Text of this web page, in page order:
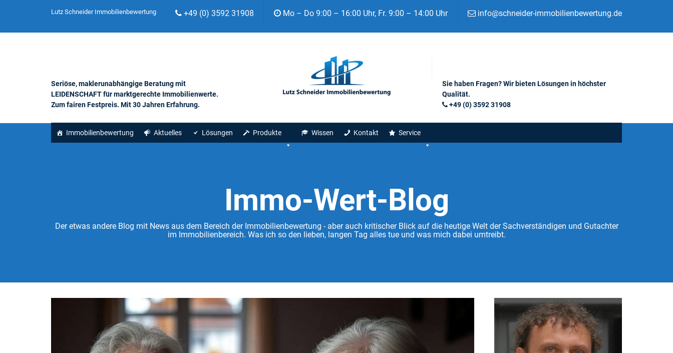
Lutz Schneider Immobilienbewertung +49 (0) 3592 31908 Mo – Do 9:00 – 16:00 Uhr, Fr. 9:00 – 14:00 Uhr info@schneider-immobilienbewertung.de
Seriöse, maklerunabhängige Beratung mit
LEIDENSCHAFT für marktgerechte Immobilienwerte.
Zum fairen Festpreis. Mit 30 Jahren Erfahrung.
Sie haben Fragen? Wir bieten Lösungen in höchster
Qualität.
+49 (0) 3592 31908
Immobilienbewertung Aktuelles Lösungen Produkte Wissen Kontakt Service
Immo-Wert-Blog
Der etwas andere Blog mit News aus dem Bereich der Immobilienbewertung - aber auch kritischer Blick auf die heutige Welt der Sachverständigen und Gutachter
im Immobilienbereich. Was ich so den lieben, langen Tag alles tue und was mich dabei umtreibt.